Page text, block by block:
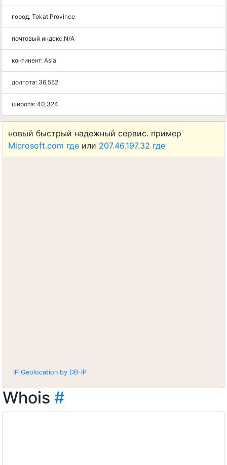
город: Tokat Province
почтовый индекс:N/A
континент: Asia
долгота: 36,552
широта: 40,324
новый быстрый надежный сервис. пример
Microsoft.com где или 207.46.197.32 где
IP Geolocation by DB-IP
Whois #